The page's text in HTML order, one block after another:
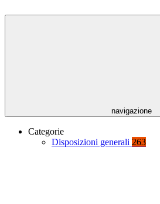
navigazione
Categorie
Disposizioni generali 263